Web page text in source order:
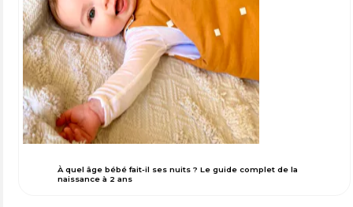
À quel âge bébé fait-il ses nuits ? Le guide complet de la
naissance à 2 ans